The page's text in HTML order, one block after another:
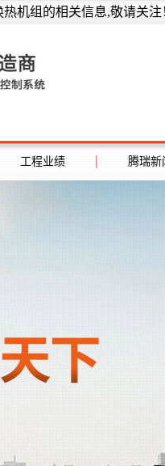
机组的相关信息,敬请关注
工程业绩 腾瑞新